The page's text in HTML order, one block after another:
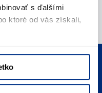
s ďalšími
ktoré od vás získali,